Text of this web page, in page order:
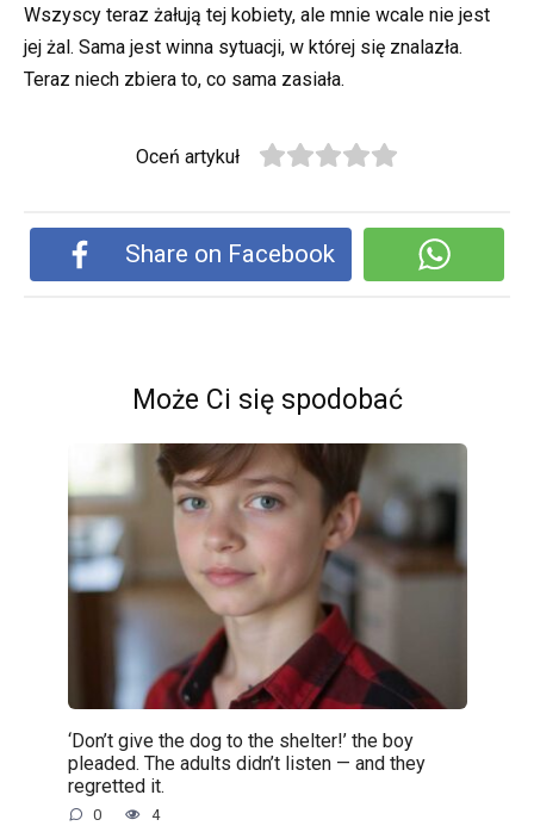
Wszyscy teraz żałują tej kobiety, ale mnie wcale nie jest
jej żal. Sama jest winna sytuacji, w której się znalazła.
Teraz niech zbiera to, co sama zasiała.
Oceń artykuł
Share on Facebook
Może Ci się spodobać
‘Don’t give the dog to the shelter!’ the boy
pleaded. The adults didn’t listen — and they
regretted it.
0 4